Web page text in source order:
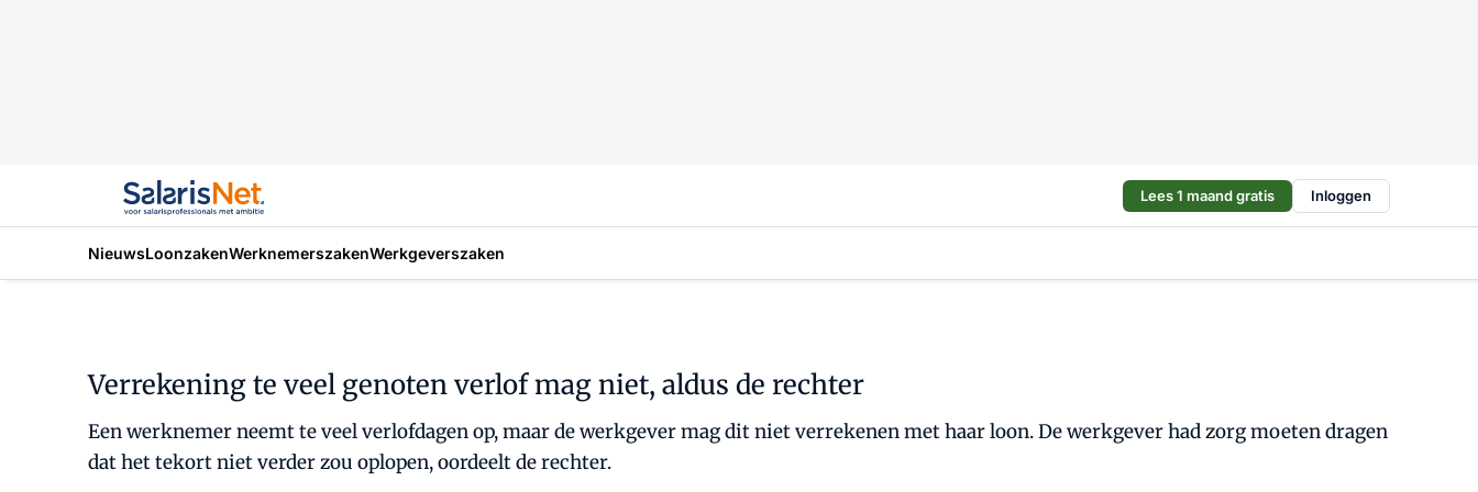
Lees 1 maand gratis Inloggen
NieuwsLoonzakenWerknemerszakenWerkgeverszaken
Verrekening te veel genoten verlof mag niet, aldus de rechter
Een werknemer neemt te veel verlofdagen op, maar de werkgever mag dit niet verrekenen met haar loon. De werkgever had zorg moeten dragen
dat het tekort niet verder zou oplopen, oordeelt de rechter.